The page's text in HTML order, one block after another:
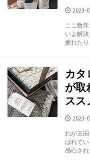
公
日
2023-
ここ数
いよ解
擦れた
カタ
が取
スス
公
日
2023-
わが王
ばれて
感心さ